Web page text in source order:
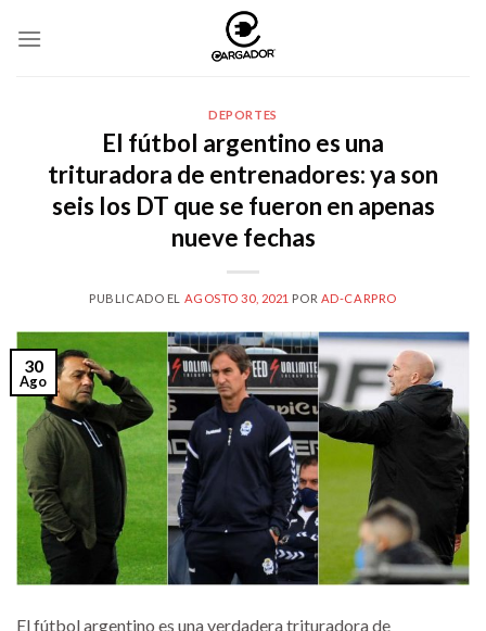
DEPORTES
El fútbol argentino es una
trituradora de entrenadores: ya son
seis los DT que se fueron en apenas
nueve fechas
PUBLICADO EL AGOSTO 30, 2021 POR AD-CARPRO
30
Ago
El fútbol argentino es una verdadera trituradora de